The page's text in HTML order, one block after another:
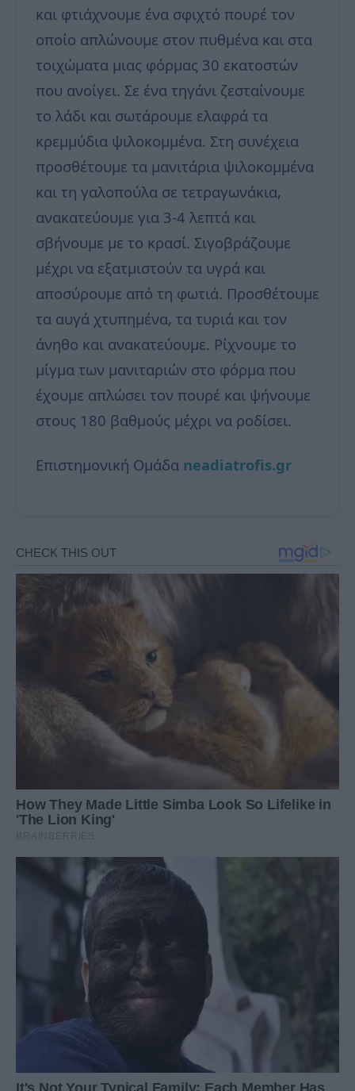
και φτιάχνουμε ένα σφιχτό πουρέ τον
οποίο απλώνουμε στον πυθμένα και στα
τοιχώματα μιας φόρμας 30 εκατοστών
που ανοίγει. Σε ένα τηγάνι ζεσταίνουμε
το λάδι και σωτάρουμε ελαφρά τα
κρεμμύδια ψιλοκομμένα. Στη συνέχεια
προσθέτουμε τα μανιτάρια ψιλοκομμένα
και τη γαλοπούλα σε τετραγωνάκια,
ανακατεύουμε για 3-4 λεπτά και
σβήνουμε με το κρασί. Σιγοβράζουμε
μέχρι να εξατμιστούν τα υγρά και
αποσύρουμε από τη φωτιά. Προσθέτουμε
τα αυγά χτυπημένα, τα τυριά και τον
άνηθο και ανακατεύουμε. Ρίχνουμε το
μίγμα των μανιταριών στο φόρμα που
έχουμε απλώσει τον πουρέ και ψήνουμε
στους 180 βαθμούς μέχρι να ροδίσει.
Επιστημονική Ομάδα neadiatrofis.gr